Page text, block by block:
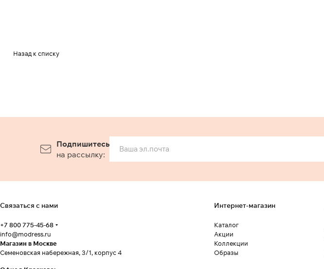
Назад к списку
Подпишитесь
на рассылку:
Связаться с нами
+7 800 775-45-68
info@modress.ru
Магазин в Москве
Семеновская набережная, 3/1, корпус 4
Интернет-магазин
Каталог
Акции
Коллекции
Образы